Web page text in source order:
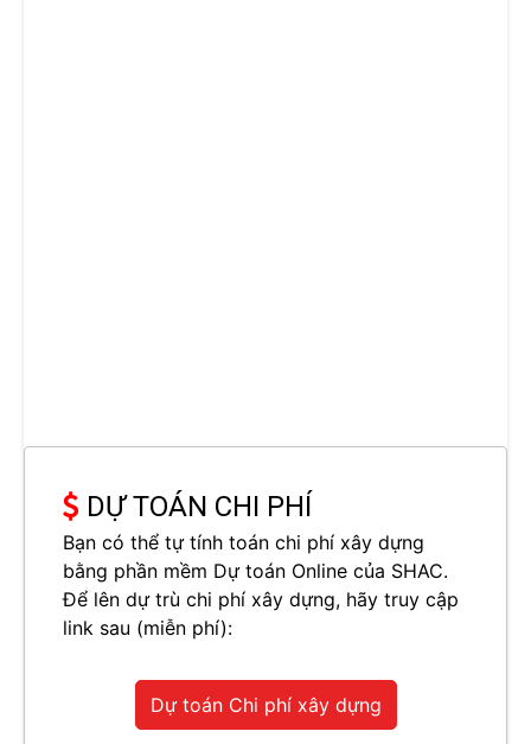
DỰ TOÁN CHI PHÍ
Bạn có thể tự tính toán chi phí xây dựng
bằng phần mềm Dự toán Online của SHAC.
Để lên dự trù chi phí xây dựng, hãy truy cập
link sau (miễn phí):
Dự toán Chi phí xây dựng